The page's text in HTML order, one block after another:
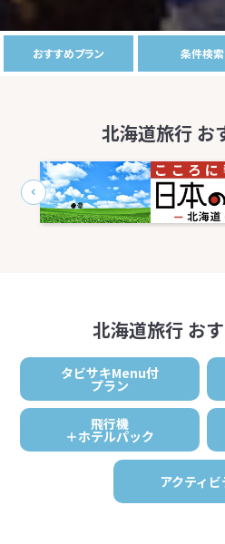
おすすめプラン 条件検索
北海道旅行 お
北海道旅行 お
タビサキMenu付
プラン
飛行機
＋ホテルパック
アクティビ